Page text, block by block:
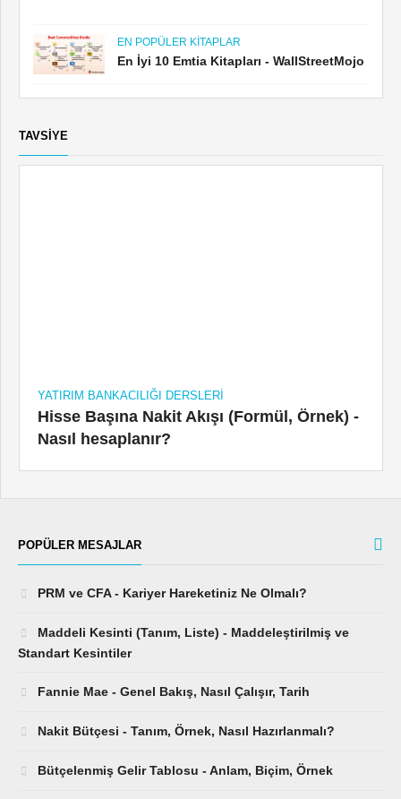
EN POPÜLER KITAPLAR
En İyi 10 Emtia Kitapları - WallStreetMojo
TAVSIYE
YATIRIM BANKACILIĞI DERSLERI
Hisse Başına Nakit Akışı (Formül, Örnek) -
Nasıl hesaplanır?
POPÜLER MESAJLAR
PRM ve CFA - Kariyer Hareketiniz Ne Olmalı?
Maddeli Kesinti (Tanım, Liste) - Maddeleştirilmiş ve
Standart Kesintiler
Fannie Mae - Genel Bakış, Nasıl Çalışır, Tarih
Nakit Bütçesi - Tanım, Örnek, Nasıl Hazırlanmalı?
Bütçelenmiş Gelir Tablosu - Anlam, Biçim, Örnek